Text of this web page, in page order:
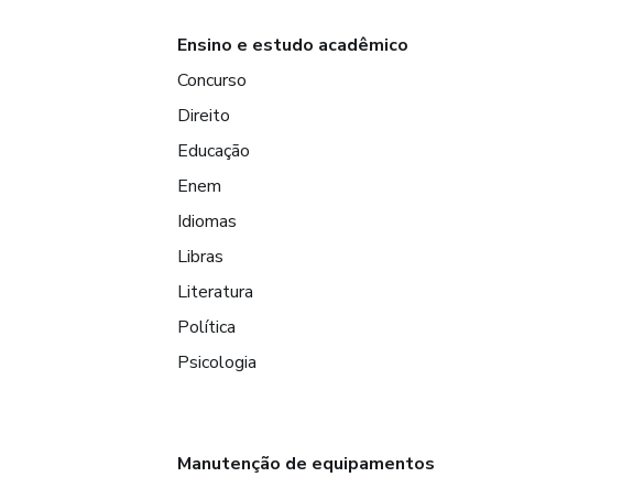
Ensino e estudo acadêmico
Concurso
Direito
Educação
Enem
Idiomas
Libras
Literatura
Política
Psicologia
Manutenção de equipamentos